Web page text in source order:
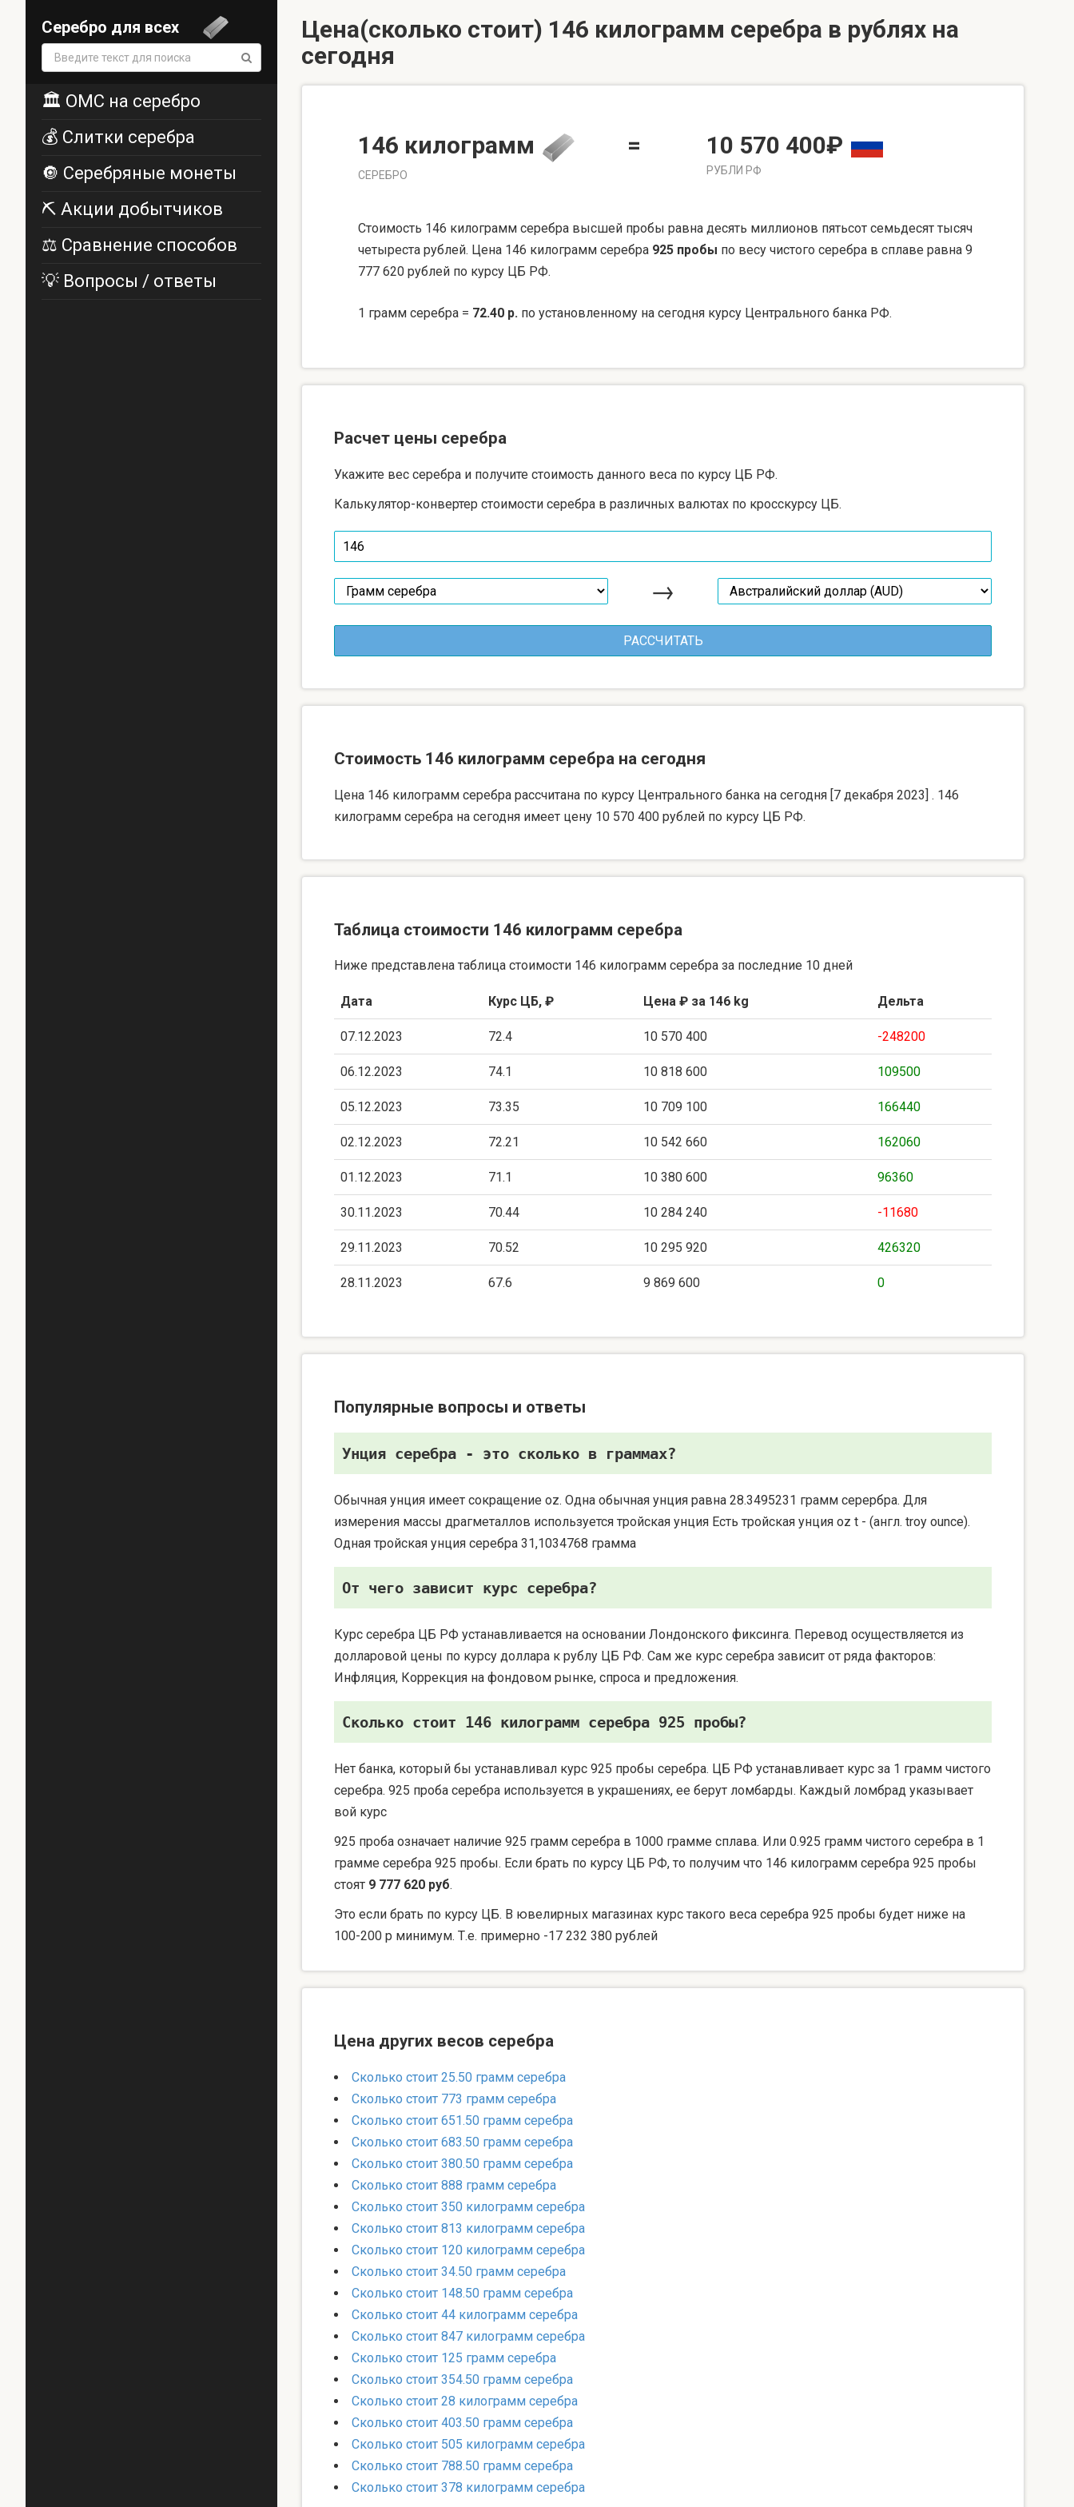
Серебро для всех
Поиск:
🏛️ ОМС на серебро
💰 Слитки серебра
🔘 Серебряные монеты
⛏️ Акции добытчиков
⚖️ Сравнение способов
💡 Вопросы / ответы
Цена(сколько стоит) 146 килограмм серебра в рублях на
сегодня
146 килограмм
СЕРЕБРО
= 10 570 400₽
РУБЛИ РФ
Стоимость 146 килограмм серебра высшей пробы равна десять миллионов пятьсот семьдесят тысяч
четыреста рублей. Цена 146 килограмм серебра 925 пробы по весу чистого серебра в сплаве равна 9
777 620 рублей по курсу ЦБ РФ.
1 грамм серебра = 72.40 р. по установленному на сегодня курсу Центрального банка РФ.
Расчет цены серебра
Укажите вес серебра и получите стоимость данного веса по курсу ЦБ РФ.
Калькулятор-конвертер стоимости серебра в различных валютах по кросскурсу ЦБ.
→
Стоимость 146 килограмм серебра на сегодня
Цена 146 килограмм серебра рассчитана по курсу Центрального банка на сегодня [7 декабря 2023] . 146
килограмм серебра на сегодня имеет цену 10 570 400 рублей по курсу ЦБ РФ.
Таблица стоимости 146 килограмм серебра
Ниже представлена таблица стоимости 146 килограмм серебра за последние 10 дней
Дата Курс ЦБ, ₽ Цена ₽ за 146 kg Дельта
07.12.2023 72.4 10 570 400 -248200
06.12.2023 74.1 10 818 600 109500
05.12.2023 73.35 10 709 100 166440
02.12.2023 72.21 10 542 660 162060
01.12.2023 71.1 10 380 600 96360
30.11.2023 70.44 10 284 240 -11680
29.11.2023 70.52 10 295 920 426320
28.11.2023 67.6 9 869 600 0
Популярные вопросы и ответы
Унция серебра - это сколько в граммах?
Обычная унция имеет сокращение oz. Одна обычная унция равна 28.3495231 грамм серербра. Для
измерения массы драгметаллов используется тройская унция Есть тройская унция oz t - (англ. troy ounce).
Одная тройская унция серебра 31,1034768 грамма
От чего зависит курс серебра?
Курс серебра ЦБ РФ устанавливается на основании Лондонского фиксинга. Перевод осуществляется из
долларовой цены по курсу доллара к рублу ЦБ РФ. Сам же курс серебра зависит от ряда факторов:
Инфляция, Коррекция на фондовом рынке, спроса и предложения.
Сколько стоит 146 килограмм серебра 925 пробы?
Нет банка, который бы устанавливал курс 925 пробы серебра. ЦБ РФ устанавливает курс за 1 грамм чистого
серебра. 925 проба серебра используется в украшениях, ее берут ломбарды. Каждый ломбрад указывает
вой курс
925 проба означает наличие 925 грамм серебра в 1000 грамме сплава. Или 0.925 грамм чистого серебра в 1
грамме серебра 925 пробы. Если брать по курсу ЦБ РФ, то получим что 146 килограмм серебра 925 пробы
стоят 9 777 620 руб.
Это если брать по курсу ЦБ. В ювелирных магазинах курс такого веса серебра 925 пробы будет ниже на
100-200 р минимум. Т.е. примерно -17 232 380 рублей
Цена других весов серебра
Сколько стоит 25.50 грамм серебра
Сколько стоит 773 грамм серебра
Сколько стоит 651.50 грамм серебра
Сколько стоит 683.50 грамм серебра
Сколько стоит 380.50 грамм серебра
Сколько стоит 888 грамм серебра
Сколько стоит 350 килограмм серебра
Сколько стоит 813 килограмм серебра
Сколько стоит 120 килограмм серебра
Сколько стоит 34.50 грамм серебра
Сколько стоит 148.50 грамм серебра
Сколько стоит 44 килограмм серебра
Сколько стоит 847 килограмм серебра
Сколько стоит 125 грамм серебра
Сколько стоит 354.50 грамм серебра
Сколько стоит 28 килограмм серебра
Сколько стоит 403.50 грамм серебра
Сколько стоит 505 килограмм серебра
Сколько стоит 788.50 грамм серебра
Сколько стоит 378 килограмм серебра